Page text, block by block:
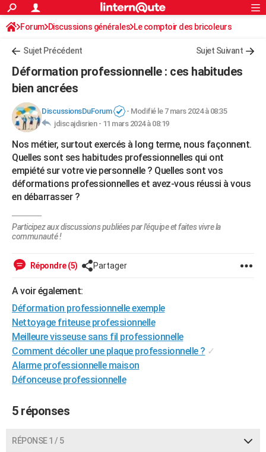
ACTUALITÉS
Politique
Société
Faits Divers
Education
Monde
Villes
+
Programme TV
TNTStreaming
Cinéma
Sorties cinéma
Musique
+FINANCE
Retraite
Impôts
Epargne
Immobilier
Risques naturels par ville
Banque
Assurance
Crédit
AUTO
Essais
Réserver un essai
Citadines
Berlines
SUV
Forum auto
HIGH-TECH
Mobiles
Meilleur smartphone
Internet
Ordinateurs
Jeux vidéo
Guide high-tech
+BRICOLAGE
Forum
Aménagement intérieur
Extérieur
Cuisine
Salle de bains
Jardinage
Rangement
WEEK-END
Art de vivre
Bien-être
Loisirs
Mode
Modes de vie
SANTE
VOYAGE
GUIDES D'ACHAT
BONS PLANS
CARTE DE VOEUX
Carte de Noël
Carte Bonne année
Carte Saint-Valentin
Carte Pâques
Carte d'anniversaire
DICTIONNAIRE
Service militaire
Avis de recherche
Rechercher
S'inscrire
Connexion
Forum Discussions générales Le comptoir des bricoleurs
Sujet Précédent Sujet Suivant
Déformation professionnelle : ces habitudes
bien ancrées
DiscussionsDuForum - Modifié le 7 mars 2024 à 08:35
jdiscajdisrien - 11 mars 2024 à 08:19
Nos métier, surtout exercés à long terme, nous façonnent.
Quelles sont ses habitudes professionnelles qui ont
empiété sur votre vie personnelle ? Quelles sont vos
déformations professionnelles et avez-vous réussi à vous
en débarrasser ?
Participez aux discussions publiées par l'équipe et faites vivre la
communauté !
Répondre (5) Partager
A voir également:
Déformation professionnelle exemple
Nettoyage friteuse professionnelle
Meilleure visseuse sans fil professionnelle
Comment décoller une plaque professionnelle ? ✓
Alarme professionnelle maison
Défonceuse professionnelle
5 réponses
RÉPONSE 1 / 5